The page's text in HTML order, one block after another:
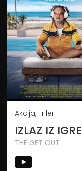
Akcija, Triler
IZLAZ IZ IGRE
THE GET OUT